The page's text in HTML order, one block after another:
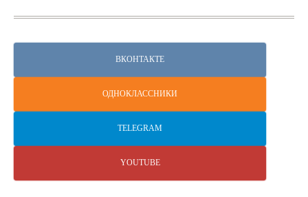
ВКОНТАКТЕ
ОДНОКЛАССНИКИ
TELEGRAM
YOUTUBE